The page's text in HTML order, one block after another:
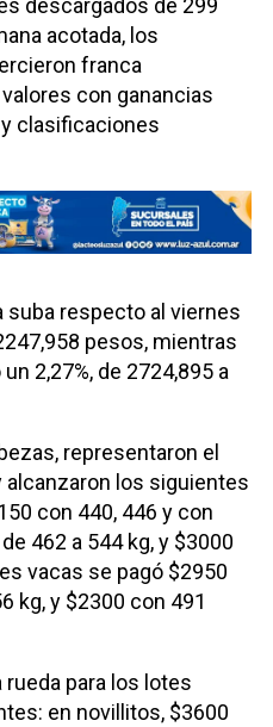
descargados de 299
acotada, los
franca
con ganancias
clasificaciones
suba respecto al viernes
pesos, mientras
2,27%, de 2724,895 a
representaron el
alcanzaron los siguientes
con 440, 446 y con
462 a 544 kg, y $3000
vacas se pagó $2950
kg, y $2300 con 491
para los lotes
en novillitos, $3600